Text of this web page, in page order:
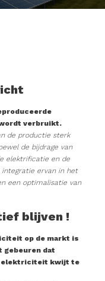
verbruikt.
de productie sterk
de bijdrage van
elektrificatie en de
integratie ervan in het
een optimalisatie van
blijven !
op de markt is
gebeuren dat
elektriciteit kwijt te